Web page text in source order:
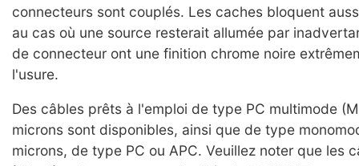
connecteurs sont couplés. Les caches bloquent
au cas où une source resterait allumée par
de connecteur ont une finition chrome noire
l'usure.
Des câbles prêts à l'emploi de type PC multimode
microns sont disponibles, ainsi que de type
microns, de type PC ou APC. Veuillez noter que les